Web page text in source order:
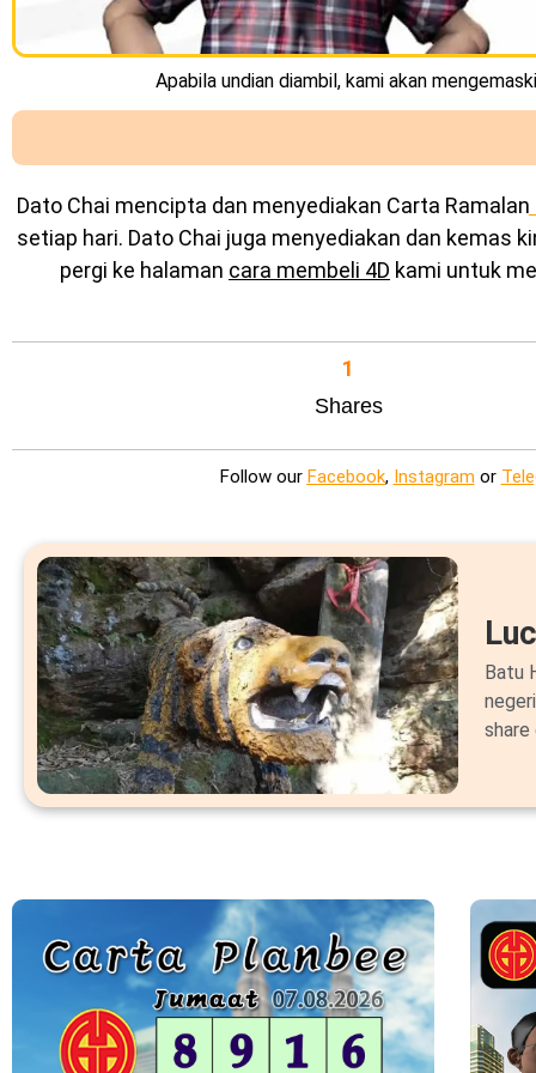
Apabila undian diambil, kami akan
Dato Chai mencipta dan menyediakan Carta Ramalan
setiap hari. Dato Chai juga menyediakan dan kemas
pergi ke halaman cara membeli 4D kami untuk
Shares
1
Follow our Facebook, Instagram or
Batu
share